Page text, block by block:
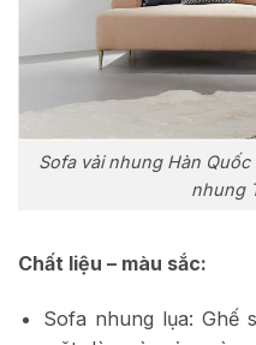
Sofa vải nhung Hàn
nhung
Chất liệu – màu sắc:
Sofa nhung lụa: Ghế